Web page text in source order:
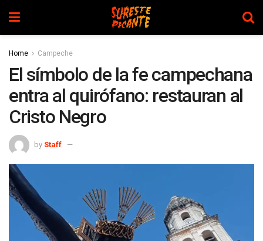
Home Campeche
El símbolo de la fe campechana
entra al quirófano: restauran al
Cristo Negro
by Staff